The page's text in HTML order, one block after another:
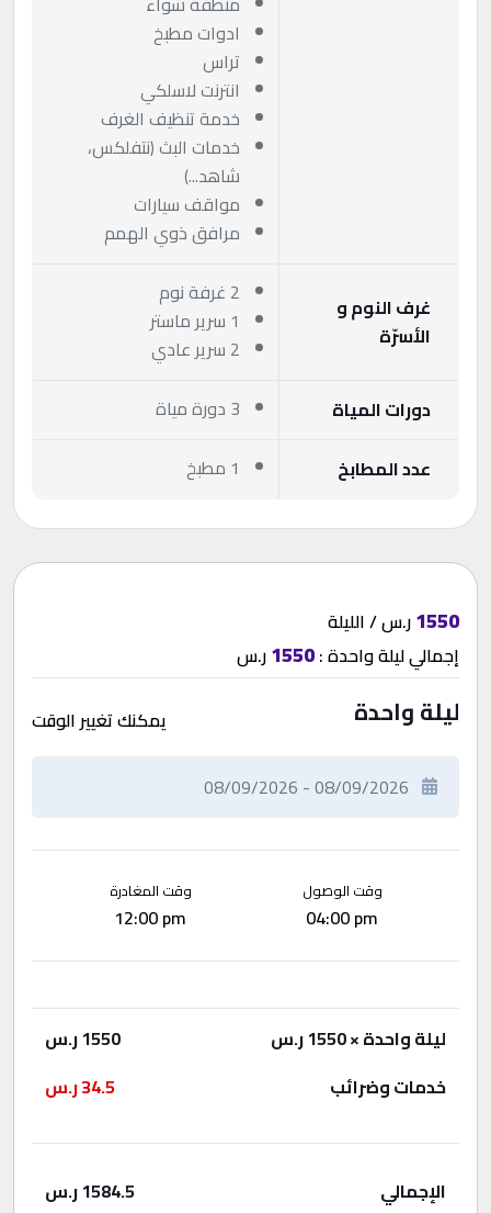
ادوات مطبخ
تراس
انترنت لاسلكي
خدمة تنظيف الغرف
خدمات البث (نتفلكس،
شاهد...)
مواقف سيارات
مرافق ذوي الهمم
غرف النوم و
الأسرّة
2 غرفة نوم
1 سرير ماستر
2 سرير عادي
دورات المياة
3 دورة مياة
عدد المطابخ
1 مطبخ
1550ر.س / الليلة
إجماليليلة واحدة:
1550ر.س
ليلة واحدة يمكنك تغيير الوقت
وقت الوصول
04:00 pm
وقت المغادرة
12:00 pm
ليلة واحدة× 1550 ر.س 1550ر.س
خدمات وضرائب
34.5ر.س
الإجمالي 1584.5ر.س